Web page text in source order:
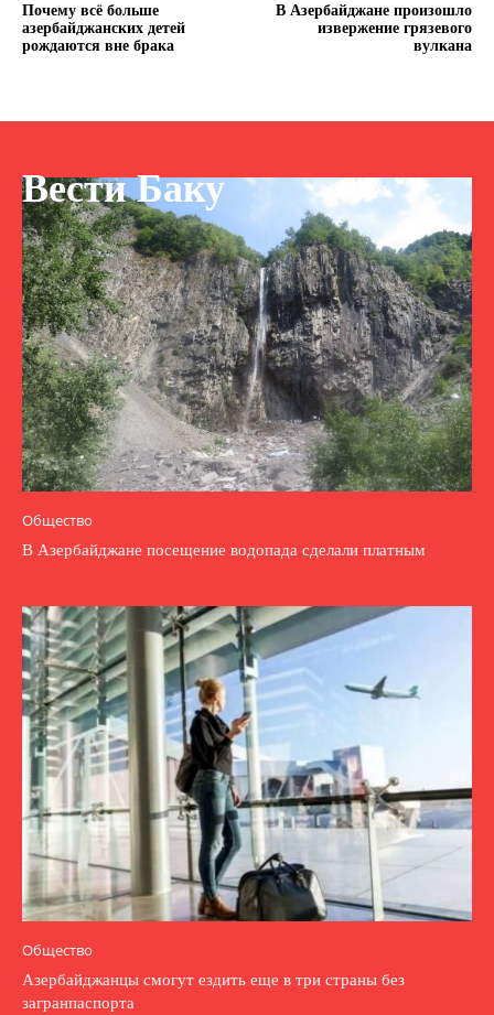
Почему всё больше
азербайджанских детей
рождаются вне брака
В Азербайджане произошло
извержение грязевого
вулкана
Вести Баку
Общество
В Азербайджане посещение водопада сделали платным
Общество
Азербайджанцы смогут ездить еще в три страны без
загранпаспорта